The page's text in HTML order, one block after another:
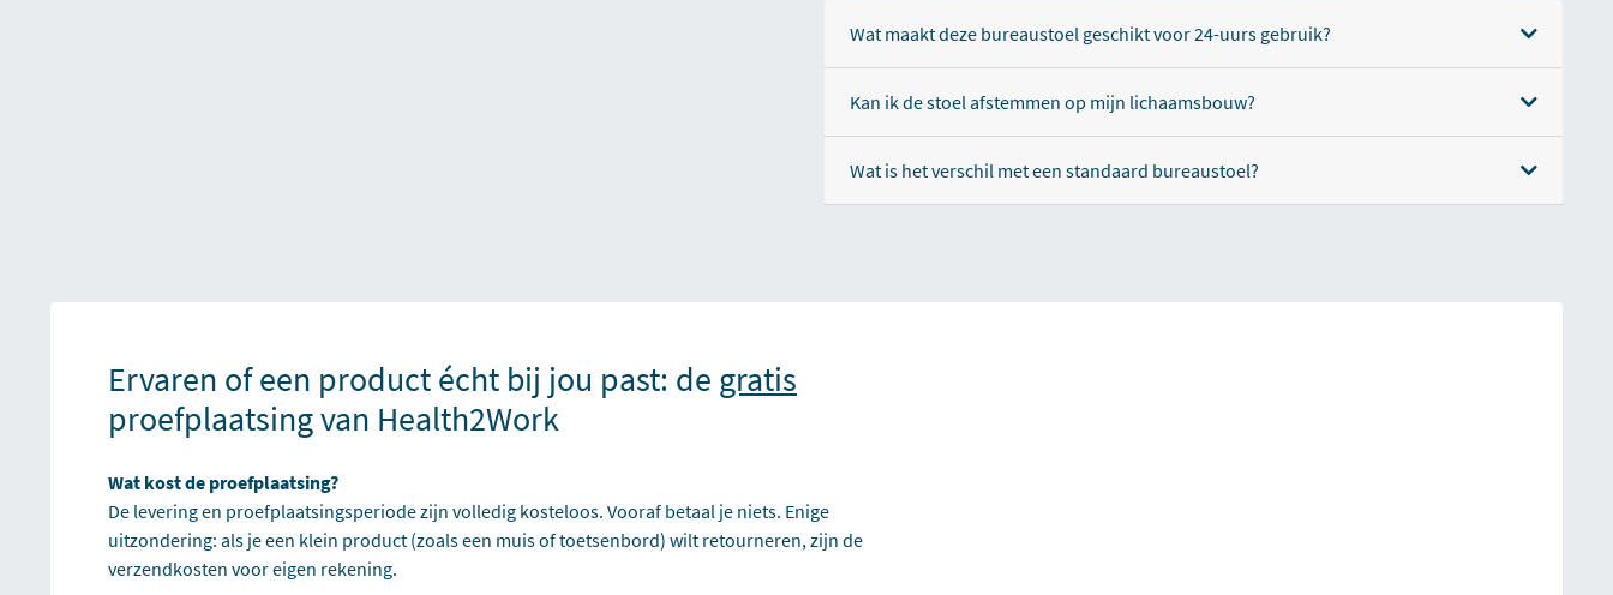
Wat maakt deze bureaustoel geschikt voor 24-uurs gebruik?
Kan ik de stoel afstemmen op mijn lichaamsbouw?
Wat is het verschil met een standaard bureaustoel?
Ervaren of een product écht bij jou past: de gratis
proefplaatsing van Health2Work
Wat kost de proefplaatsing?
De levering en proefplaatsingsperiode zijn volledig kosteloos. Vooraf betaal je niets. Enige
uitzondering: als je een klein product (zoals een muis of toetsenbord) wilt retourneren, zijn de
verzendkosten voor eigen rekening.